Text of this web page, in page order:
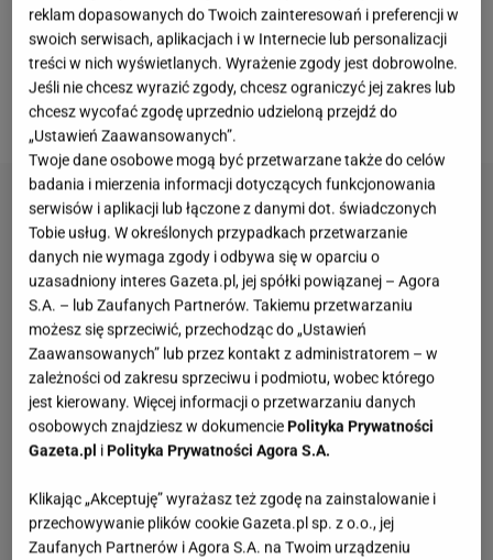
zawodników. Część ikon NFL także wystąpiła w
spocie. Choć krótki filmik miał na celu pokazanie
wzniosłości Super Bowl, oglądający zwrócili uwagę
na zupełnie inny jego aspekt - twarz Toma Cruise'a.
reklam dopasowanych do Twoich zainteresowań i preferencji w
swoich serwisach, aplikacjach i w Internecie lub personalizacji
treści w nich wyświetlanych. Wyrażenie zgody jest dobrowolne.
Jeśli nie chcesz wyrazić zgody, chcesz ograniczyć jej zakres lub
chcesz wycofać zgodę uprzednio udzieloną przejdź do
„Ustawień Zaawansowanych”.
Twoje dane osobowe mogą być przetwarzane także do celów
badania i mierzenia informacji dotyczących funkcjonowania
serwisów i aplikacji lub łączone z danymi dot. świadczonych
Tobie usług. W określonych przypadkach przetwarzanie
danych nie wymaga zgody i odbywa się w oparciu o
uzasadniony interes Gazeta.pl, jej spółki powiązanej – Agora
S.A. – lub Zaufanych Partnerów. Takiemu przetwarzaniu
możesz się sprzeciwić, przechodząc do „Ustawień
Zaawansowanych” lub przez kontakt z administratorem – w
zależności od zakresu sprzeciwu i podmiotu, wobec którego
jest kierowany. Więcej informacji o przetwarzaniu danych
osobowych znajdziesz w dokumenciePolityka Prywatności
Gazeta.pl iPolityka Prywatności Agora S.A.
Klikając „Akceptuję” wyrażasz też zgodę na zainstalowanie i
przechowywanie plików cookie Gazeta.pl sp. z o.o., jej
Zaufanych Partnerów i Agora S.A. na Twoim urządzeniu